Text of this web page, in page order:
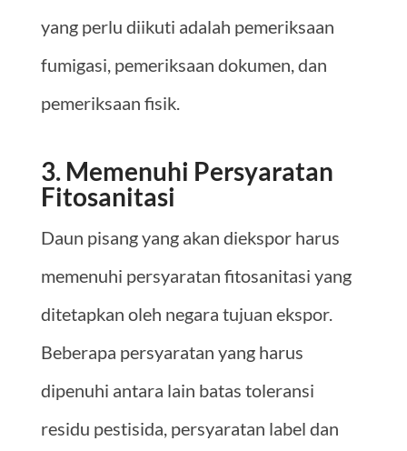
yang perlu diikuti adalah pemeriksaan
fumigasi, pemeriksaan dokumen, dan
pemeriksaan fisik.
3. Memenuhi Persyaratan
Fitosanitasi
Daun pisang yang akan diekspor harus
memenuhi persyaratan fitosanitasi yang
ditetapkan oleh negara tujuan ekspor.
Beberapa persyaratan yang harus
dipenuhi antara lain batas toleransi
residu pestisida, persyaratan label dan